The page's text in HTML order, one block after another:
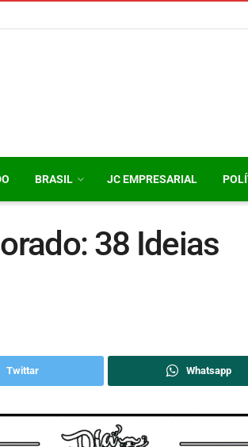
BRASIL JC EMPRESARIAL
38 Ideias
Twittar Whatsapp